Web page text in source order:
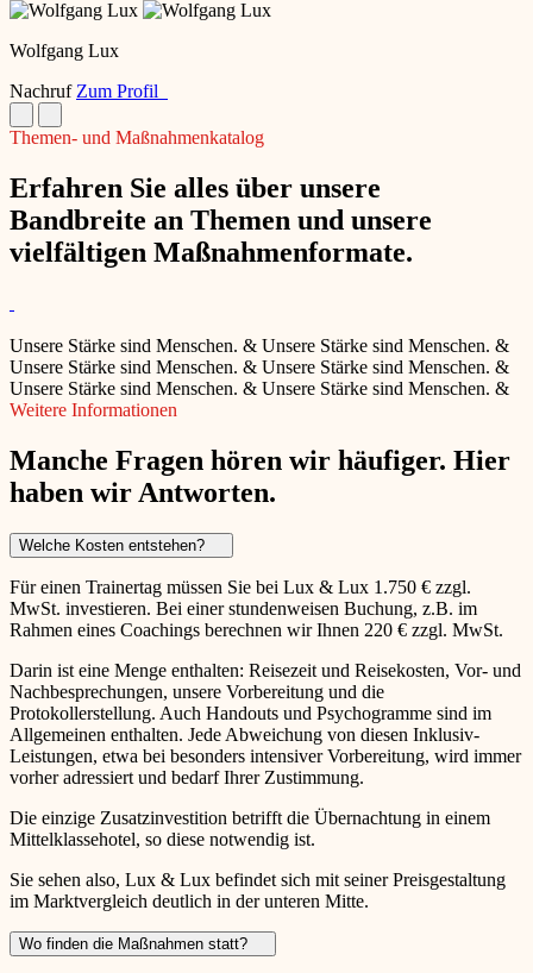
Wolfgang Lux
Nachruf Zum Profil
Themen- und Maßnahmenkatalog
Erfahren Sie alles über unsere
Bandbreite an Themen und unsere
vielfältigen Maßnahmenformate.
Unsere Stärke sind Menschen. & Unsere Stärke sind Menschen. &
Unsere Stärke sind Menschen. & Unsere Stärke sind Menschen. &
Unsere Stärke sind Menschen. & Unsere Stärke sind Menschen. &
Weitere Informationen
Manche Fragen hören wir häufiger. Hier
haben wir Antworten.
Welche Kosten entstehen?
Für einen Trainertag müssen Sie bei Lux & Lux 1.750 € zzgl.
MwSt. investieren. Bei einer stundenweisen Buchung, z.B. im
Rahmen eines Coachings berechnen wir Ihnen 220 € zzgl. MwSt.
Darin ist eine Menge enthalten: Reisezeit und Reisekosten, Vor- und
Nachbesprechungen, unsere Vorbereitung und die
Protokollerstellung. Auch Handouts und Psychogramme sind im
Allgemeinen enthalten. Jede Abweichung von diesen Inklusiv-
Leistungen, etwa bei besonders intensiver Vorbereitung, wird immer
vorher adressiert und bedarf Ihrer Zustimmung.
Die einzige Zusatzinvestition betrifft die Übernachtung in einem
Mittelklassehotel, so diese notwendig ist.
Sie sehen also, Lux & Lux befindet sich mit seiner Preisgestaltung
im Marktvergleich deutlich in der unteren Mitte.
Wo finden die Maßnahmen statt?